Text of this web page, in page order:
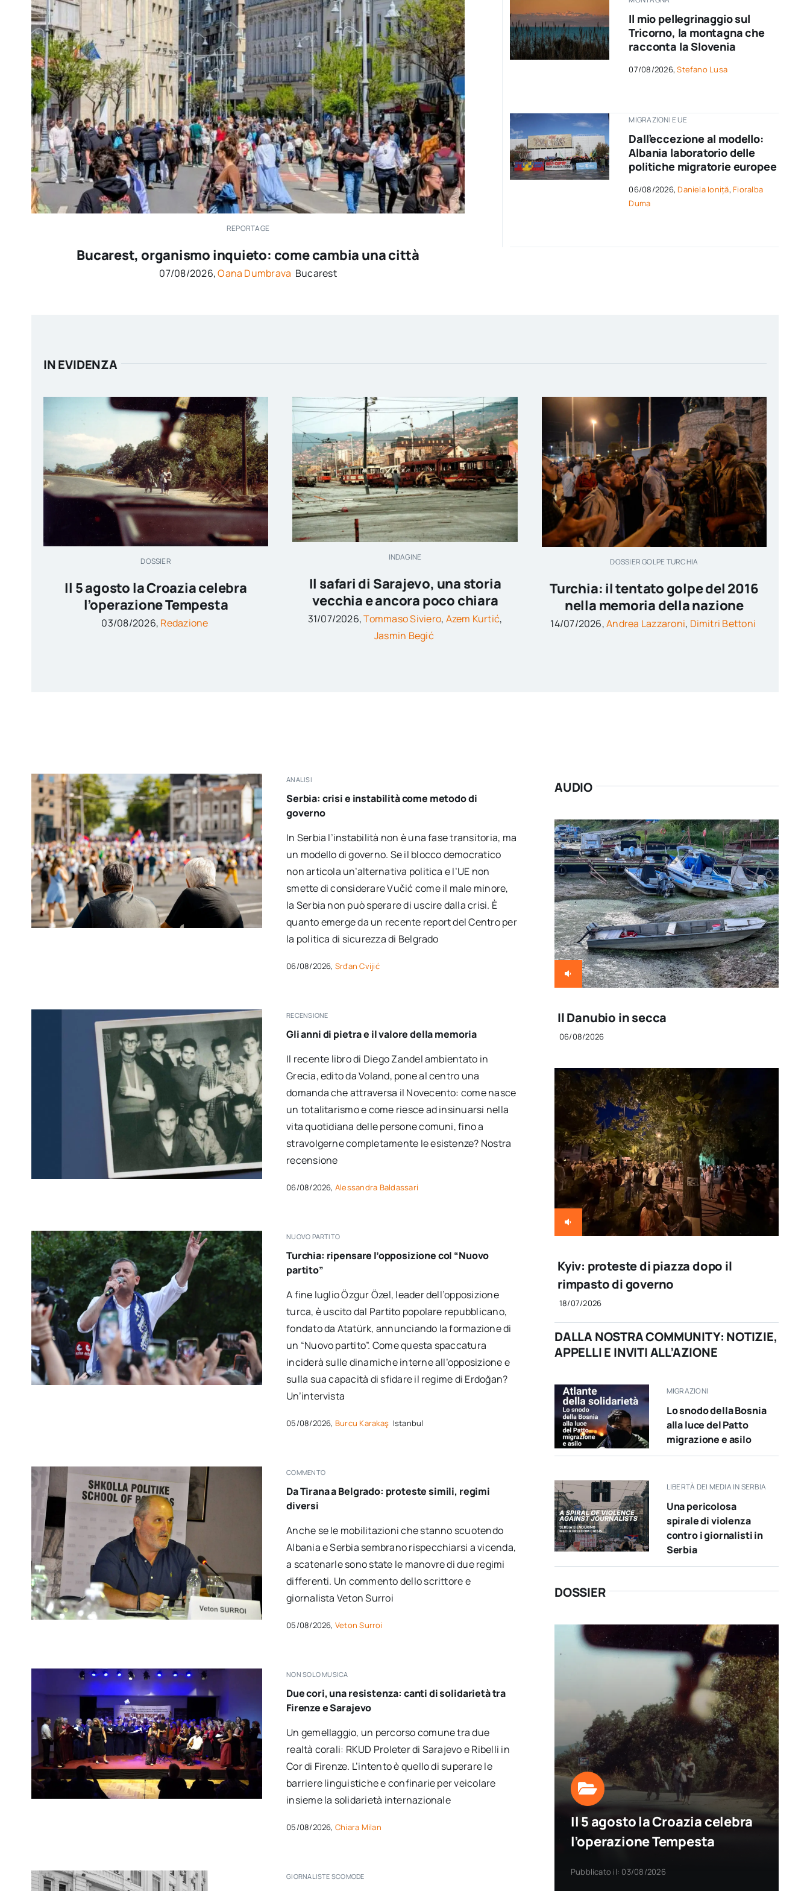
REPORTAGE
Bucarest, organismo inquieto: come cambia una città
07/08/2026,Oana Dumbrava Bucarest
Il mio pellegrinaggio sul
Tricorno, la montagna che
racconta la Slovenia
07/08/2026,Stefano Lusa
MIGRAZIONI E UE
Dall’eccezione al modello:
Albania laboratorio delle
politiche migratorie europee
06/08/2026,Daniela Ioniță,Fioralba
Duma
IN EVIDENZA
DOSSIER
Il 5 agosto la Croazia celebra
l’operazione Tempesta
03/08/2026, Redazione
INDAGINE
Il safari di Sarajevo, una storia
vecchia e ancora poco chiara
31/07/2026,Tommaso Siviero, Azem Kurtić,
Jasmin Begić
DOSSIER GOLPE TURCHIA
Turchia: il tentato golpe del 2016
nella memoria della nazione
14/07/2026,Andrea Lazzaroni, Dimitri Bettoni
ANALISI
Serbia: crisi e instabilità come metodo di
governo
In Serbia l’instabilità non è una fase transitoria, ma
un modello di governo. Se il blocco democratico
non articola un’alternativa politica e l’UE non
smette di considerare Vučić come il ​​male minore,
la Serbia non può sperare di uscire dalla crisi. È
quanto emerge da un recente report del Centro per
la politica di sicurezza di Belgrado
06/08/2026, Srđan Cvijić
RECENSIONE
Gli anni di pietra e il valore della memoria
Il recente libro di Diego Zandel ambientato in
Grecia, edito da Voland, pone al centro una
domanda che attraversa il Novecento: come nasce
un totalitarismo e come riesce ad insinuarsi nella
vita quotidiana delle persone comuni, fino a
stravolgerne completamente le esistenze? Nostra
recensione
06/08/2026, Alessandra Baldassari
NUOVO PARTITO
Turchia: ripensare l’opposizione col “Nuovo
partito”
A fine luglio Özgur Özel, leader dell’opposizione
turca, è uscito dal Partito popolare repubblicano,
fondato da Atatürk, annunciando la formazione di
un “Nuovo partito”. Come questa spaccatura
inciderà sulle dinamiche interne all’opposizione e
sulla sua capacità di sfidare il regime di Erdoğan?
Un’intervista
05/08/2026, Burcu Karakaş Istanbul
COMMENTO
Da Tirana a Belgrado: proteste simili, regimi
diversi
Anche se le mobilitazioni che stanno scuotendo
Albania e Serbia sembrano rispecchiarsi a vicenda,
a scatenarle sono state le manovre di due regimi
differenti. Un commento dello scrittore e
giornalista Veton Surroi
05/08/2026, Veton Surroi
NON SOLO MUSICA
Due cori, una resistenza: canti di solidarietà tra
Firenze e Sarajevo
Un gemellaggio, un percorso comune tra due
realtà corali: RKUD Proleter di Sarajevo e Ribelli in
Cor di Firenze. L’intento è quello di superare le
barriere linguistiche e confinarie per veicolare
insieme la solidarietà internazionale
05/08/2026, Chiara Milan
GIORNALISTE SCOMODE
AUDIO
Il Danubio in secca
06/08/2026
Kyiv: proteste di piazza dopo il
rimpasto di governo
18/07/2026
DALLA NOSTRA COMMUNITY: NOTIZIE,
APPELLI E INVITI ALL’AZIONE
MIGRAZIONI
Lo snodo della Bosnia
alla luce del Patto
migrazione e asilo
LIBERTÀ DEI MEDIA IN SERBIA
Una pericolosa
spirale di violenza
contro i giornalisti in
Serbia
DOSSIER
Il 5 agosto la Croazia celebra
l’operazione Tempesta
Pubblicato il: 03/08/2026